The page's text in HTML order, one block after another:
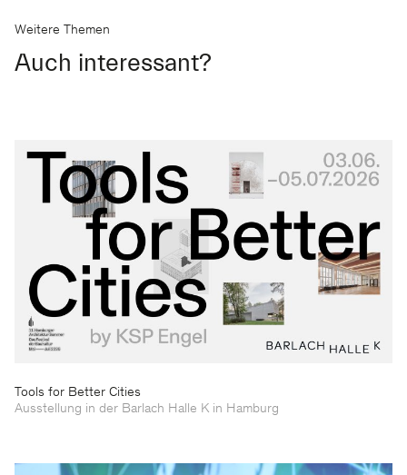
Weitere Themen
Auch interessant?
Tools for Better Cities
Ausstellung in der Barlach Halle K in Hamburg